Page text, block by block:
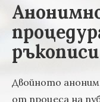
Двойното
от процеса на